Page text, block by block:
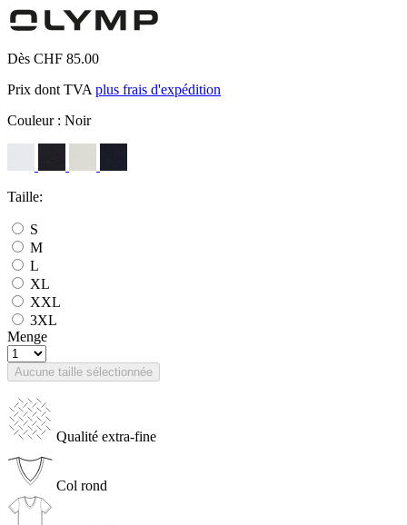
Dès CHF 85.00
Prix dont TVA plus frais d'expédition
Couleur : Noir
Taille:
S
M
L
XL
XXL
3XL
Menge
Aucune taille sélectionnée
Qualité extra-fine
Col rond